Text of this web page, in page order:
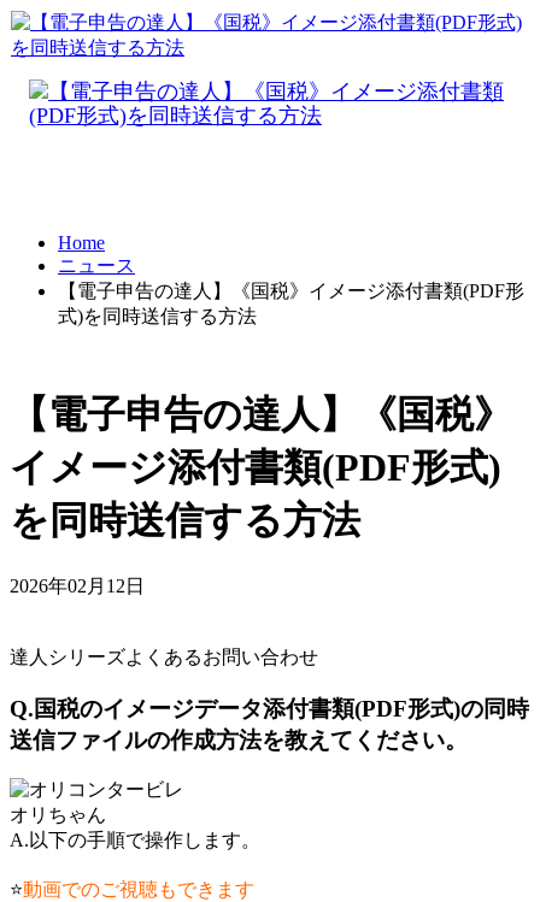
Home
ニュース
【電子申告の達人】《国税》イメージ添付書類(PDF形
式)を同時送信する方法
【電子申告の達人】《国税》
イメージ添付書類(PDF形式)
を同時送信する方法
2026年02月12日
達人シリーズよくあるお問い合わせ
Q.国税のイメージデータ添付書類(PDF形式)の同時
送信ファイルの作成方法を教えてください。
オリちゃん
A.以下の手順で操作します。
⭐動画でのご視聴もできます